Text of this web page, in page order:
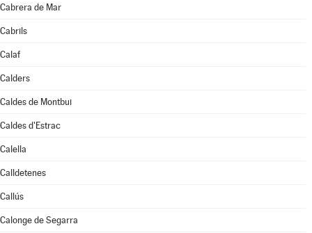
Cabrera de Mar
Cabrils
Calaf
Calders
Caldes de Montbui
Caldes d'Estrac
Calella
Calldetenes
Callús
Calonge de Segarra